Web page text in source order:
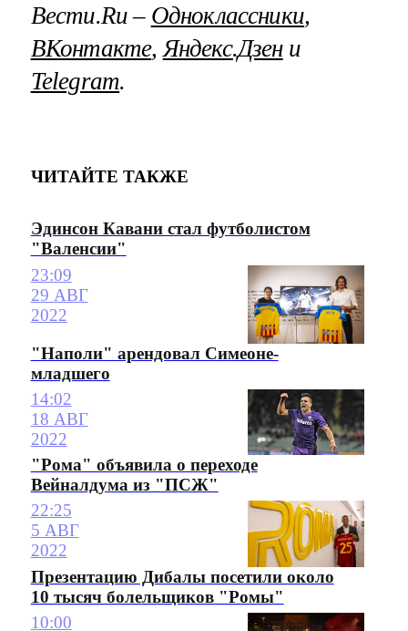
Вести.Ru – Одноклассники,
ВКонтакте,Яндекс.Дзени
Telegram.
ЧИТАЙТЕ ТАКЖЕ
Эдинсон Кавани стал футболистом
"Валенсии"
23:09
29 АВГ
2022
"Наполи" арендовал Симеоне-
младшего
14:02
18 АВГ
2022
"Рома" объявила о переходе
Вейналдума из "ПСЖ"
22:25
5 АВГ
2022
Презентацию Дибалы посетили около
10 тысяч болельщиков "Ромы"
10:00